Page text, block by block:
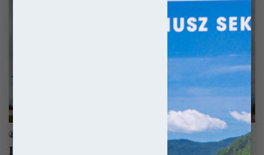
Gotyk
Bazylika w L’Epine – Notre-Dame na cierniach